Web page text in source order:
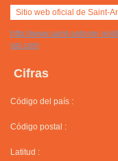
Sitio web oficial de Saint-
http://www.saint-antonin-
val.com
Cifras
Código del país :
Código postal :
Latitud :